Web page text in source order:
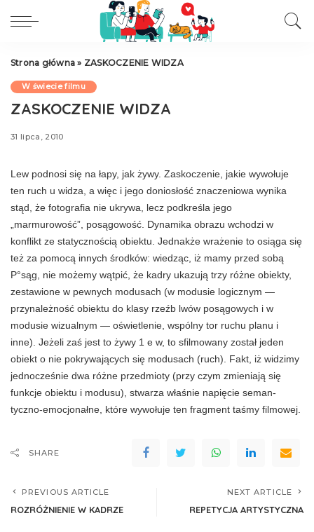
Strona główna » ZASKOCZENIE WIDZA
W świecie filmu
ZASKOCZENIE WIDZA
31 lipca, 2010
Lew podnosi się na łapy, jak żywy. Zaskocze­nie, jakie wywołuje
ten ruch u widza, a więc i jego doniosłość znaczeniowa wynika
stąd, że fotografia nie ukrywa, lecz podkreśla jego
„marmurowość”, posągowość. Dynamika obrazu wchodzi w
konflikt ze statycznością obiektu. Jednakże wrażenie to osiąga się
też za pomocą innych środków: wiedząc, iż mamy przed sobą
P°sąg, nie możemy wątpić, że kadry ukazują trzy różne obiekty,
zestawione w pewnych mo­dusach (w modusie logicznym —
przynależność obiektu do klasy rzeźb lwów posągowych i w
modusie wizualnym — oświetlenie, wspólny tor ruchu planu i
inne). Jeżeli zaś jest to żywy 1 e w, to sfilmowany został jeden
obiekt o nie pokrywających się modusach (ruch). Fakt, iż widzimy
jednocześnie dwa różne przed­mioty (przy czym zmieniają się
funkcje obiektu i modusu), stwarza właśnie napięcie seman-
tyczno-emocjonałne, które wywołuje ten frag­ment taśmy filmowej.
SHARE
PREVIOUS ARTICLE
ROZRÓŻNIENIE W KADRZE
NEXT ARTICLE
REPETYCJA ARTYSTYCZNA